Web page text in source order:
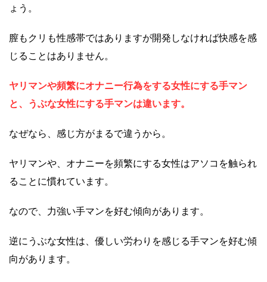
ょう。
膣もクリも性感帯ではありますが開発しなければ快感を感
じることはありません。
ヤリマンや頻繁にオナニー行為をする女性にする手マン
と、うぶな女性にする手マンは違います。
なぜなら、感じ方がまるで違うから。
ヤリマンや、オナニーを頻繁にする女性はアソコを触られ
ることに慣れています。
なので、力強い手マンを好む傾向があります。
逆にうぶな女性は、優しい労わりを感じる手マンを好む傾
向があります。